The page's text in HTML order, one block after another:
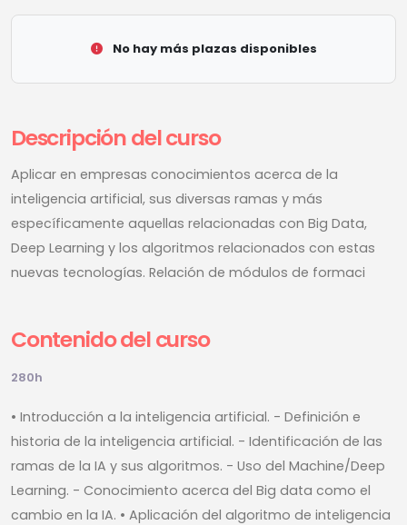
No hay más plazas disponibles
Descripción del curso
Aplicar en empresas conocimientos acerca de la
inteligencia artificial, sus diversas ramas y más
específicamente aquellas relacionadas con Big Data,
Deep Learning y los algoritmos relacionados con estas
nuevas tecnologías. Relación de módulos de formaci
Contenido del curso
280h
• Introducción a la inteligencia artificial. - Definición e
historia de la inteligencia artificial. - Identificación de las
ramas de la IA y sus algoritmos. - Uso del Machine/Deep
Learning. - Conocimiento acerca del Big data como el
cambio en la IA. • Aplicación del algoritmo de inteligencia